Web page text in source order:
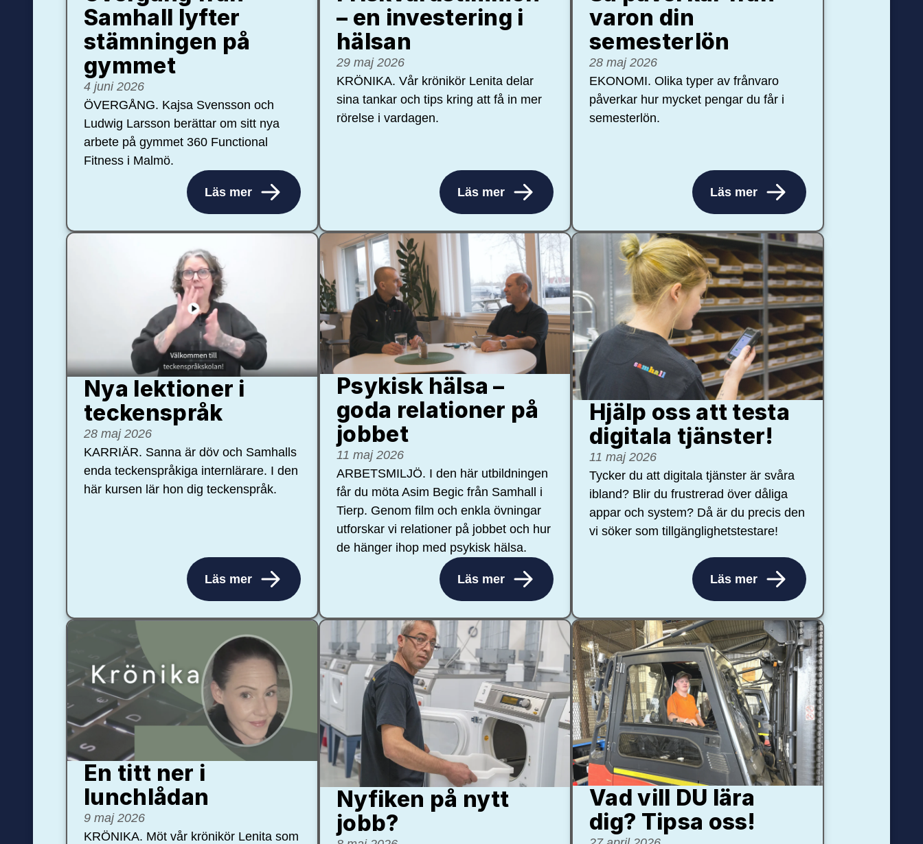
Samhall lyfter
stämningen på
gymmet
4 juni 2026
ÖVERGÅNG. Kajsa Svensson och
Ludwig Larsson berättar om sitt nya
arbete på gymmet 360 Functional
Fitness i Malmö.
Läs mer
– en investering i
hälsan
29 maj 2026
KRÖNIKA. Vår krönikör Lenita delar
sina tankar och tips kring att få in mer
rörelse i vardagen.
Läs mer
varon din
semester­lön
28 maj 2026
EKONOMI. Olika typer av frånvaro
påverkar hur mycket pengar du får i
semesterlön.
Läs mer
Nya lektioner i
teckenspråk
28 maj 2026
KARRIÄR. Sanna är döv och Samhalls
enda teckenspråkiga internlärare. I den
här kursen lär hon dig teckenspråk.
Läs mer
Psykisk hälsa –
goda relationer på
jobbet
11 maj 2026
ARBETSMILJÖ. I den här utbildningen
får du möta Asim Begic från Samhall i
Tierp. Genom film och enkla övningar
utforskar vi relationer på jobbet och hur
de hänger ihop med psykisk hälsa.
Läs mer
Hjälp oss att testa
digitala tjänster!
11 maj 2026
Tycker du att digitala tjänster är svåra
ibland? Blir du frustrerad över dåliga
appar och system? Då är du precis den
vi söker som tillgänglighetstestare!
Läs mer
En titt ner i
lunchlådan
9 maj 2026
KRÖNIKA. Möt vår krönikör Lenita som
Nyfiken på nytt
jobb?
Vad vill DU lära
dig? Tipsa oss!